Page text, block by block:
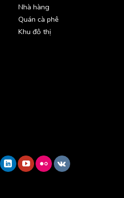
Nhà hàng
Quán cà phê
Khu đô thị